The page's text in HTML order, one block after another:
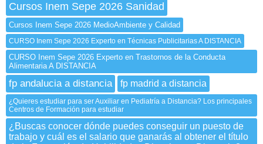
Cursos Inem Sepe 2026 Sanidad
Cursos Inem Sepe 2026 MedioAmbiente y Calidad
CURSO Inem Sepe 2026 Experto en Técnicas Publicitarias A DISTANCIA
CURSO Inem Sepe 2026 Experto en Trastornos de la Conducta
Alimentaria A DISTANCIA
fp andalucia a distancia fp madrid a distancia
¿Quieres estudiar para ser Auxiliar en Pediatría a Distancia? Los principales
Centros de Formación para estudiar
¿Buscas conocer dónde puedes conseguir un puesto de
trabajo y cuál es el salario que ganarás al obtener el título